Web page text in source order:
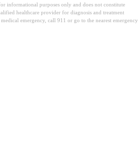
informational purposes only and does not constitute
healthcare provider for diagnosis and treatment
emergency, call 911 or go to the nearest emergency